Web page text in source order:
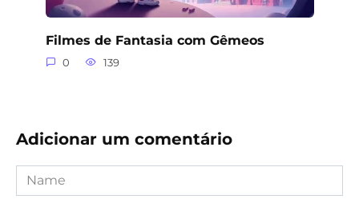
Filmes de Fantasia com Gêmeos
0 139
Adicionar um comentário
Name